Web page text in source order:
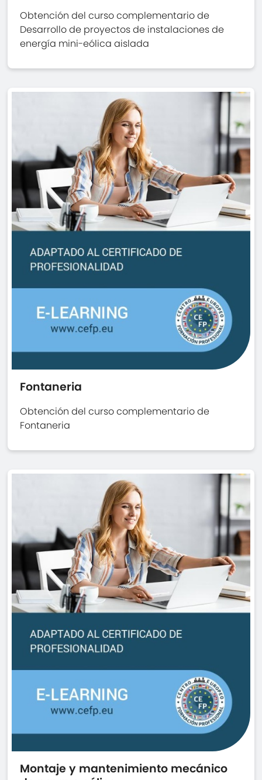
Obtención del curso complementario de
Desarrollo de proyectos de instalaciones de
energía mini-eólica aislada
Fontaneria
Obtención del curso complementario de
Fontaneria
Montaje y mantenimiento mecánico